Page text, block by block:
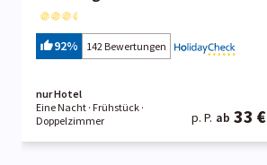
92% 142 Bewertungen
nur Hotel
Eine Nacht · Frühstück ·
Doppelzimmer
p. P. ab 33 €